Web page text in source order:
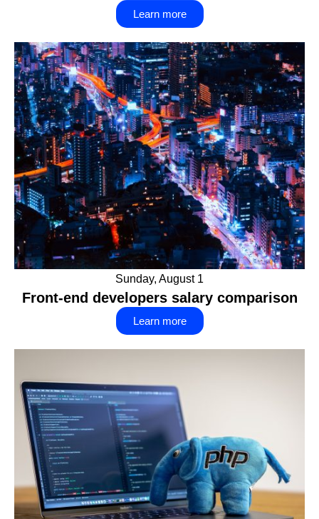
Learn more
Sunday, August 1
Front-end developers salary comparison
Learn more